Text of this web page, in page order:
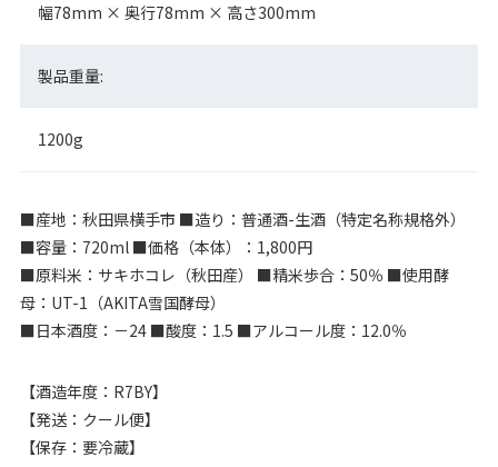
幅78mm × 奥行78mm × 高さ300mm
製品重量:
1200g
■産地：秋田県横手市 ■造り：普通酒-生酒（特定名称規格外）
■容量：720ml ■価格（本体）：1,800円
■原料米：サキホコレ（秋田産） ■精米歩合：50％ ■使用酵
母：UT-1（AKITA雪国酵母）
■日本酒度：－24 ■酸度：1.5 ■アルコール度：12.0％
【酒造年度：R7BY】
【発送：クール便】
【保存：要冷蔵】